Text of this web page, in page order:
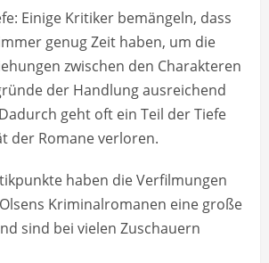
Einige Kritiker bemängeln, dass
genug Zeit haben, um die
zwischen den Charakteren
der Handlung ausreichend
geht oft ein Teil der Tiefe
der Romane verloren.
haben die Verfilmungen
Kriminalromanen eine große
sind bei vielen Zuschauern